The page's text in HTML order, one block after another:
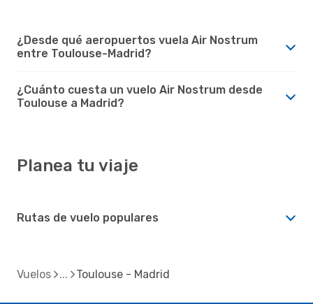
¿Desde qué aeropuertos vuela Air Nostrum
entre Toulouse-Madrid?
¿Cuánto cuesta un vuelo Air Nostrum desde
Toulouse a Madrid?
Planea tu viaje
Rutas de vuelo populares
Vuelos Toulouse - Madrid